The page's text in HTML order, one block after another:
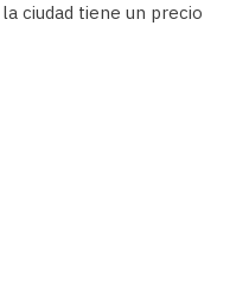
ciudad tiene un precio